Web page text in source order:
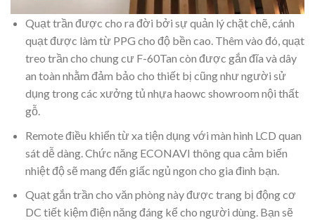
Quạt trần được cho ra đời bởi sự quản lý chặt chẽ, cánh
quạt được làm từ PPG cho độ bền cao. Thêm vào đó, quạt
treo trần cho chung cư F-60Tan còn được gắn đĩa và dây
an toàn nhằm đảm bảo cho thiết bị cũng như người sử
dụng trong các xưởng tủ nhựa haowc showroom nội thất
gỗ.
Remote điều khiển từ xa tiện dụng với màn hình LCD quan
sát dễ dàng. Chức năng ECONAVI thông qua cảm biến
nhiệt độ sẽ mang đến giấc ngủ ngon cho gia đình bạn.
Quạt gắn trần cho văn phòng này được trang bị động cơ
DC tiết kiệm điện năng đáng kể cho người dùng. Bạn sẽ